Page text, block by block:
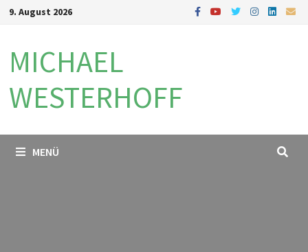
Zum9. August 2026
MICHAEL
WESTERHOFF
MENÜ